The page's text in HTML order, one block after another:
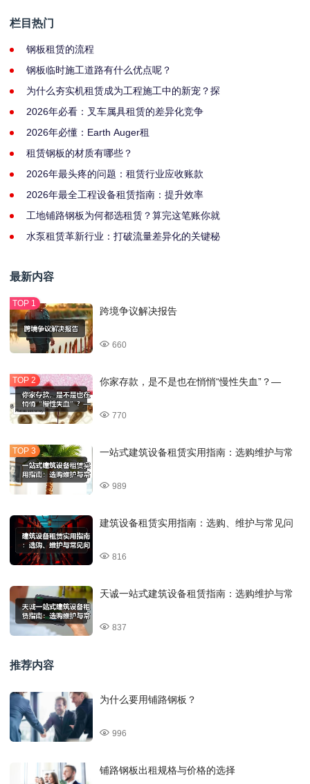
栏目热门
钢板租赁的流程
钢板临时施工道路有什么优点呢？
为什么夯实机租赁成为工程施工中的新宠？探
2026年必看：叉车属具租赁的差异化竞争
2026年必懂：Earth Auger租
租赁钢板的材质有哪些？
2026年最头疼的问题：租赁行业应收账款
2026年最全工程设备租赁指南：提升效率
工地铺路钢板为何都选租赁？算完这笔账你就
水泵租赁革新行业：打破流量差异化的关键秘
最新内容
跨境争议解决报告
660
你家存款，是不是也在悄悄“慢性失血”？—
770
一站式建筑设备租赁实用指南：选购维护与常
989
建筑设备租赁实用指南：选购、维护与常见问
816
天诚一站式建筑设备租赁指南：选购维护与常
837
推荐内容
为什么要用铺路钢板？
996
铺路钢板出租规格与价格的选择